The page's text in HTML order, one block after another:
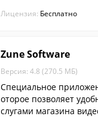
Лицензия: Бесплатно
Zune Software
Версия: 4.8 (270.5 МБ)
Специальное
оторое позволяет
слугами магазина